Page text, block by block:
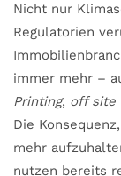
Nicht nur
Regulatorien
immer mehr –
Printing, off site
Die
mehr
nutzen bereits